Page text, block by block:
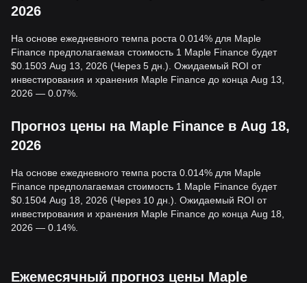
2026
На основе ежедневного темпа роста 0.014% для Maple
Finance предполагаемая стоимость 1 Maple Finance будет
$0.1503 Aug 13, 2026 (Через 5 дн.). Ожидаемый ROI от
инвестирования и хранения Maple Finance до конца Aug 13,
2026 — 0.07%.
Прогноз цены на Maple Finance в Aug 18,
2026
На основе ежедневного темпа роста 0.014% для Maple
Finance предполагаемая стоимость 1 Maple Finance будет
$0.1504 Aug 18, 2026 (Через 10 дн.). Ожидаемый ROI от
инвестирования и хранения Maple Finance до конца Aug 18,
2026 — 0.14%.
Ежемесячный прогноз цены Maple